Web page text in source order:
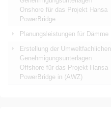
Onshore für das Projekt Hansa
PowerBridge
Planungsleistungen für Dämme
Erstellung der Umweltfachlichen
Genehmigungsunterlagen
Offshore für das Projekt Hansa
PowerBridge in (AWZ)